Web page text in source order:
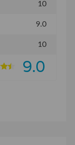
10
9.0
10
9.0